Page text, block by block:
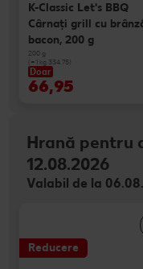
K-Classic Let's BBQ
Cârnaţi grill cu
bacon, 200 g
200 g
(=1 kg 334.75)
Doar
66,95
Hrană pentru
12.08.2026
Valabil de la 06.08.
Reducere